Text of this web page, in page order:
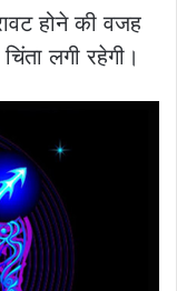
होने की वजह
लगी रहेगी।